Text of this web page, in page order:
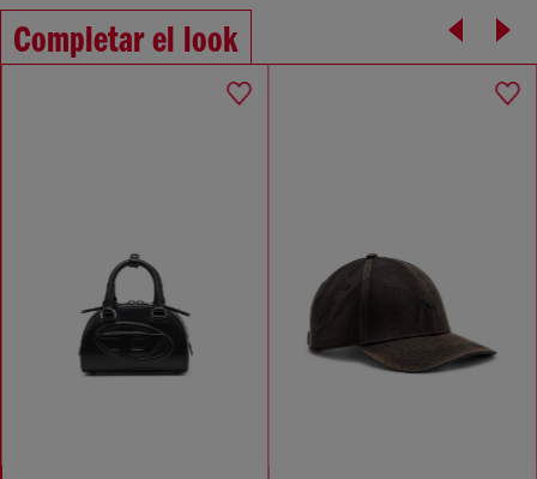
Completar el look